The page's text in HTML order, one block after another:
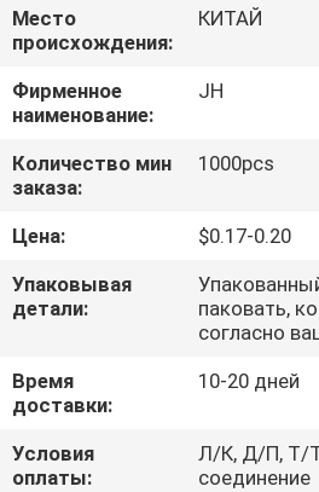
О
НАС
ПУТЕШЕСТВИЕ
ФАБРИКИ
ПРОВЕРКА
СВЯЖИТЕСЬ
МЫ
Место
происхождения:
КИТАЙ
Фирменное
наименование:
JH
Количество мин
заказа:
1000pcs
Цена:
$0.17-0.20
Упаковывая
детали:
паковать,
согласно
Время
доставки:
10-20 дней
Условия
оплаты:
Л/К, Д/П, Т/
соединение